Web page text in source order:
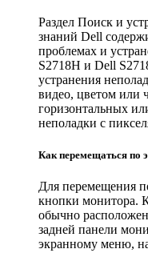
Раздел Поиск и
знаний Dell
проблемах и
S2718H и Dell
устранения
видео, цветом или
горизонтальных
неполадки с
Как перемещаться по
Для перемещения
кнопки монитора.
обычно
задней панели
экранному меню,